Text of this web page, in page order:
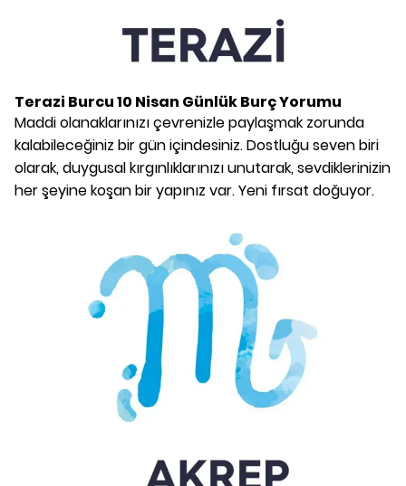
Terazi Burcu10 Nisan Günlük Burç Yorumu
Maddi olanaklarınızı çevrenizle paylaşmak zorunda
kalabileceğiniz bir gün içindesiniz. Dostluğu seven biri
olarak, duygusal kırgınlıklarınızı unutarak, sevdiklerinizin
her şeyine koşan bir yapınız var. Yeni fırsat doğuyor.